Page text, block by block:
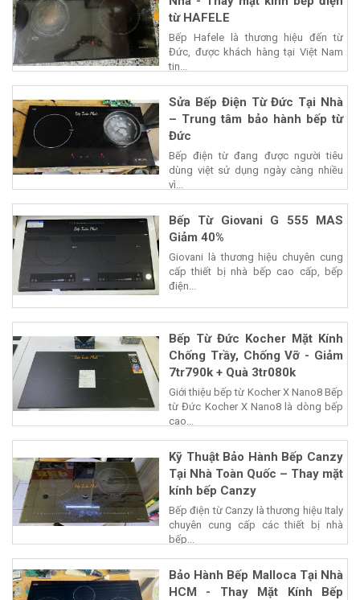
từ HAFELE
Bếp Hafele là thương hiệu đến từ
Đức, được khách hàng tại Việt Nam
tin...
Sửa Bếp Điện Từ Đức Tại Nhà
– Trung tâm bảo hành bếp từ
Đức
Bếp điện từ đang được người tiêu
dùng việt sử dụng ngày càng nhiều
vì...
Bếp Từ Giovani G 555 MAS
Giảm 40%
Giovani là thương hiệu chuyên cung
cấp thiết bị nhà bếp cao cấp, bếp
điện...
Bếp Từ Đức Kocher Mặt Kính
Chống Trầy, Chống Vỡ - Giảm
7tr790k + Quà 3tr080k
Giới thiệu bếp từ Kocher X Nano8 Bếp
từ Đức Kocher X Nano8 là dòng bếp
cao...
Kỹ Thuật Bảo Hành Bếp Canzy
Tại Nhà Toàn Quốc – Thay mặt
kính bếp Canzy
Bếp điện từ Canzy là thương hiệu Italy
chuyên cung cấp các thiết bị nhà
bếp...
Bảo Hành Bếp Malloca Tại Nhà
HCM - Thay Mặt Kính Bếp